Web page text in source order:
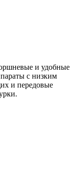
и удобные
с низким
и передовые